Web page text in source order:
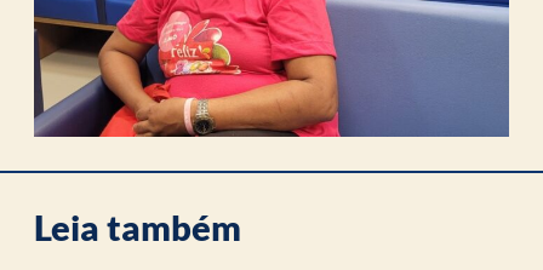
Leia também